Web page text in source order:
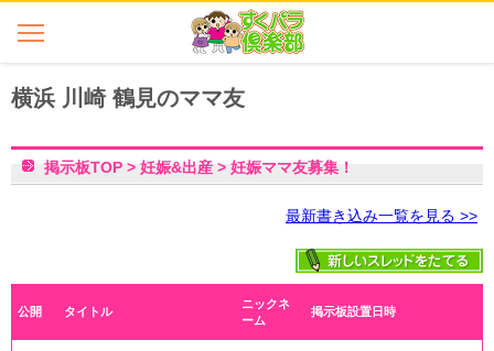
横浜 川崎 鶴見のママ友
最新書き込み一覧を見る >>
掲示板TOP > 妊娠&出産 > 妊娠ママ友募集！
公開 タイトル
ニックネ
ーム
掲示板設置日時